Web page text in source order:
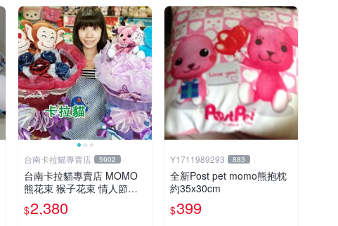
台南卡拉貓專賣店 5902
台南卡拉貓專賣店 MOMO
熊花束 猴子花束 情人節禮
物 二選一 可繡字 可今天寄
明天到
$2,380
Y1711989293 883
全新Post pet momo熊抱枕
約35x30cm
$399